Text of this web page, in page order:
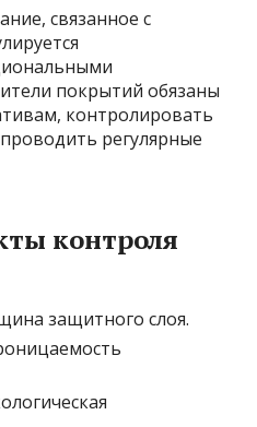
связанное с
покрытий обязаны
контролировать
регулярные
контроля
защитного слоя.